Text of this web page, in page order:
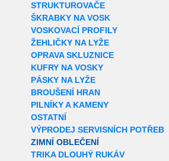
STRUKTUROVAČE
ŠKRABKY NA VOSK
VOSKOVACÍ PROFILY
ŽEHLIČKY NA LYŽE
OPRAVA SKLUZNICE
KUFRY NA VOSKY
PÁSKY NA LYŽE
BROUŠENÍ HRAN
PILNÍKY A KAMENY
OSTATNÍ
VÝPRODEJ SERVISNÍCH POTŘEB
ZIMNÍ OBLEČENÍ
TRIKA DLOUHÝ RUKÁV